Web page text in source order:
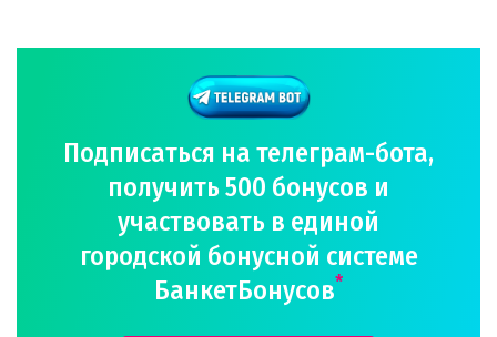
Подписаться на телеграм-бота,
получить 500 бонусов и
участвовать в единой
городской бонусной системе
БанкетБонусов*